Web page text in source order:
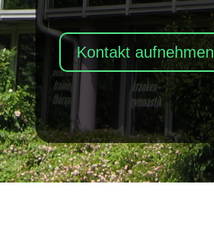
Kontakt aufnehmen